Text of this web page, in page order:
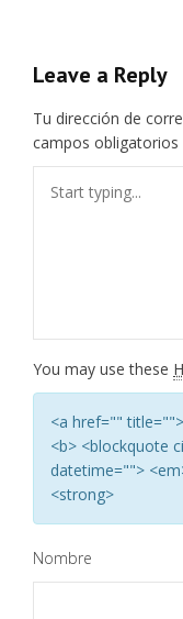
Leave a Reply
Tu dirección de
campos
You may use these
<a href=""
<b> <blockquote
datetime="">
<strong>
Nombre